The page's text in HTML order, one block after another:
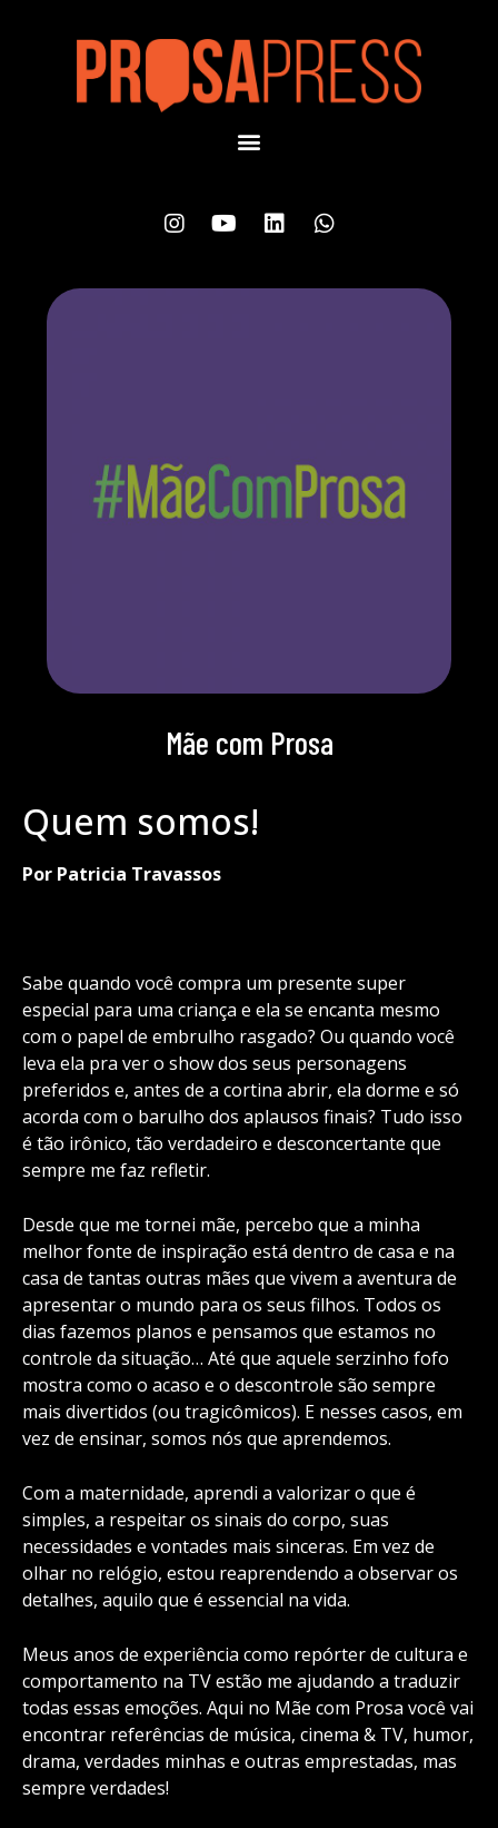
Mãe com Prosa
Quem somos!
Por Patricia Travassos
Sabe quando você compra um presente super
especial para uma criança e ela se encanta mesmo
com o papel de embrulho rasgado? Ou quando você
leva ela pra ver o show dos seus personagens
preferidos e, antes de a cortina abrir, ela dorme e só
acorda com o barulho dos aplausos finais? Tudo isso
é tão irônico, tão verdadeiro e desconcertante que
sempre me faz refletir.
Desde que me tornei mãe, percebo que a minha
melhor fonte de inspiração está dentro de casa e na
casa de tantas outras mães que vivem a aventura de
apresentar o mundo para os seus filhos. Todos os
dias fazemos planos e pensamos que estamos no
controle da situação… Até que aquele serzinho fofo
mostra como o acaso e o descontrole são sempre
mais divertidos (ou tragicômicos). E nesses casos, em
vez de ensinar, somos nós que aprendemos.
Com a maternidade, aprendi a valorizar o que é
simples, a respeitar os sinais do corpo, suas
necessidades e vontades mais sinceras. Em vez de
olhar no relógio, estou reaprendendo a observar os
detalhes, aquilo que é essencial na vida.
Meus anos de experiência como repórter de cultura e
comportamento na TV estão me ajudando a traduzir
todas essas emoções. Aqui no Mãe com Prosa você vai
encontrar referências de música, cinema & TV, humor,
drama, verdades minhas e outras emprestadas, mas
sempre verdades!